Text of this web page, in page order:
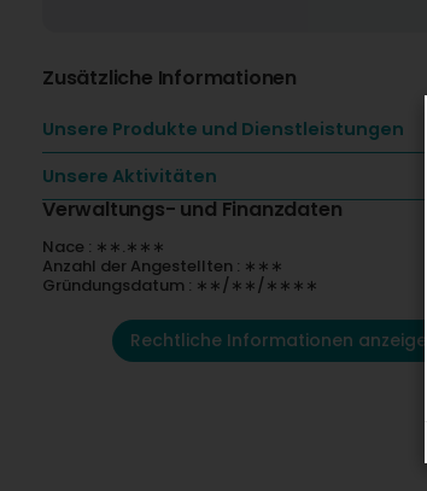
Zusätzliche Informationen
Unsere Produkte und Dienstleistungen
Unsere Aktivitäten
Verwaltungs- und Finanzdaten
Nace : ∗∗.∗∗∗
Anzahl der Angestellten : ∗∗∗
Gründungsdatum : ∗∗/∗∗/∗∗∗∗
Rechtliche Informationen anzeigen